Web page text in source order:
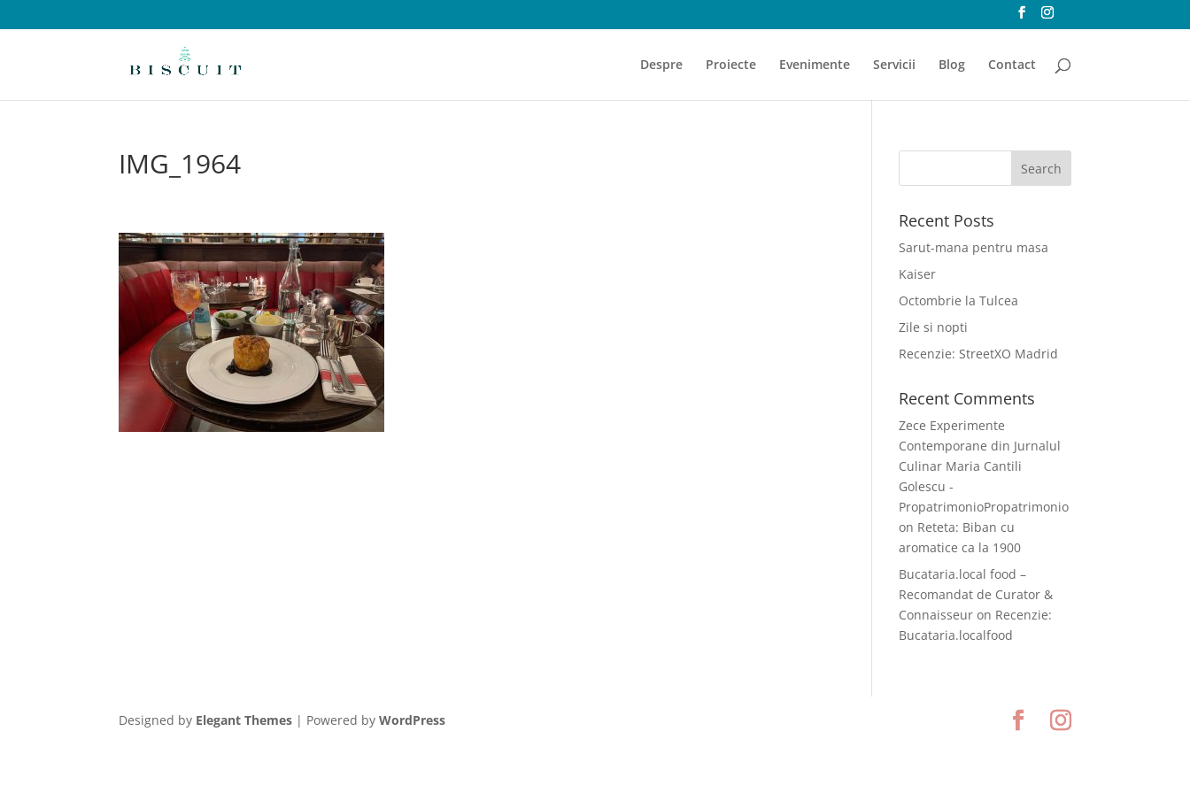
Despre Proiecte Evenimente Servicii Blog Contact
IMG_1964
Recent Posts
Sarut-mana pentru masa
Kaiser
Octombrie la Tulcea
Zile si nopti
Recenzie: StreetXO Madrid
Recent Comments
Zece Experimente
Contemporane din Jurnalul
Culinar Maria Cantili
Golescu -
PropatrimonioPropatrimonio
on Reteta: Biban cu
aromatice ca la 1900
Bucataria.local food –
Recomandat de Curator &
Connaisseur on Recenzie:
Bucataria.localfood
Designed by Elegant Themes | Powered byWordPress